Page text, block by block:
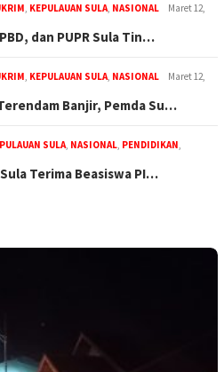
KEPULAUAN SULA NASIONAL
Maret 12,
dan PUPR Sula Tin…
KEPULAUAN SULA NASIONAL
Maret 12,
Banjir, Pemda Su…
SULA NASIONAL PENDIDIKAN
Terima Beasiswa PI…